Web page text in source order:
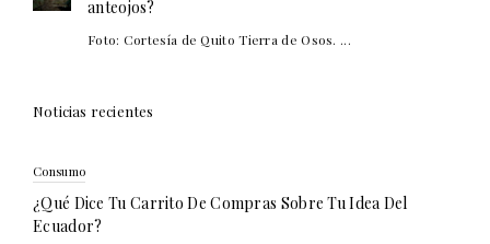
anteojos?
Foto: Cortesía de Quito Tierra de Osos. ...
Noticias recientes
Consumo
¿Qué Dice Tu Carrito De Compras Sobre Tu Idea Del
Ecuador?